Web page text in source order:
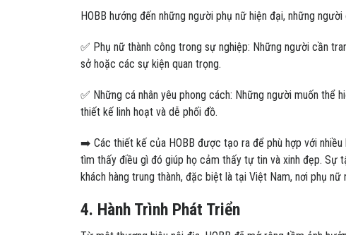
HOBB hướng đến những người phụ nữ hiện đại, những
✅ Phụ nữ thành công trong sự nghiệp: Những người cần
sở hoặc các sự kiện quan trọng.
✅ Những cá nhân yêu phong cách: Những người muốn thể
thiết kế linh hoạt và dễ phối đồ.
➡️ Các thiết kế của HOBB được tạo ra để phù hợp với
tìm thấy điều gì đó giúp họ cảm thấy tự tin và xinh đẹp. Sự
khách hàng trung thành, đặc biệt là tại Việt Nam, nơi phụ
4. Hành Trình Phát Triển